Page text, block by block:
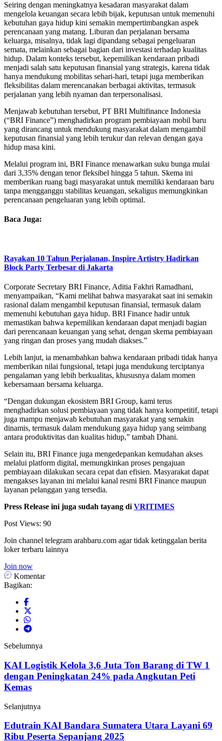
Seiring dengan meningkatnya kesadaran masyarakat dalam
mengelola keuangan secara lebih bijak, keputusan untuk memenuhi
kebutuhan gaya hidup kini semakin mempertimbangkan aspek
perencanaan yang matang. Liburan dan perjalanan bersama
keluarga, misalnya, tidak lagi dipandang sebagai pengeluaran
semata, melainkan sebagai bagian dari investasi terhadap kualitas
hidup. Dalam konteks tersebut, kepemilikan kendaraan pribadi
menjadi salah satu keputusan finansial yang strategis, karena tidak
hanya mendukung mobilitas sehari-hari, tetapi juga memberikan
fleksibilitas dalam merencanakan berbagai aktivitas, termasuk
perjalanan yang lebih nyaman dan terpersonalisasi.
Menjawab kebutuhan tersebut, PT BRI Multifinance Indonesia
(“BRI Finance”) menghadirkan program pembiayaan mobil baru
yang dirancang untuk mendukung masyarakat dalam mengambil
keputusan finansial yang lebih terukur dan relevan dengan gaya
hidup masa kini.
Melalui program ini, BRI Finance menawarkan suku bunga mulai
dari 3,35% dengan tenor fleksibel hingga 5 tahun. Skema ini
memberikan ruang bagi masyarakat untuk memiliki kendaraan baru
tanpa mengganggu stabilitas keuangan, sekaligus memungkinkan
perencanaan pengeluaran yang lebih optimal.
Baca Juga:
Rayakan 10 Tahun Perjalanan, Inspire Artistry Hadirkan
Block Party Terbesar di Jakarta
Corporate Secretary BRI Finance, Aditia Fakhri Ramadhani,
menyampaikan, “Kami melihat bahwa masyarakat saat ini semakin
rasional dalam mengambil keputusan finansial, termasuk dalam
memenuhi kebutuhan gaya hidup. BRI Finance hadir untuk
memastikan bahwa kepemilikan kendaraan dapat menjadi bagian
dari perencanaan keuangan yang sehat, dengan skema pembiayaan
yang ringan dan proses yang mudah diakses.”
Lebih lanjut, ia menambahkan bahwa kendaraan pribadi tidak hanya
memberikan nilai fungsional, tetapi juga mendukung terciptanya
pengalaman yang lebih berkualitas, khususnya dalam momen
kebersamaan bersama keluarga.
“Dengan dukungan ekosistem BRI Group, kami terus
menghadirkan solusi pembiayaan yang tidak hanya kompetitif, tetapi
juga mampu menjawab kebutuhan masyarakat yang semakin
dinamis, termasuk dalam mendukung gaya hidup yang seimbang
antara produktivitas dan kualitas hidup,” tambah Dhani.
Selain itu, BRI Finance juga mengedepankan kemudahan akses
melalui platform digital, memungkinkan proses pengajuan
pembiayaan dilakukan secara cepat dan efisien. Masyarakat dapat
mengakses layanan ini melalui kanal resmi BRI Finance maupun
layanan pelanggan yang tersedia.
Press Release ini juga sudah tayang di VRITIMES
Post Views: 90
Join channel telegram arahbaru.com agar tidak ketinggalan berita
loker terbaru lainnya
Join now
Komentar
Bagikan:
Sebelumnya
KAI Logistik Kelola 3,6 Juta Ton Barang di TW 1
dengan Peningkatan 24% pada Angkutan Peti
Kemas
Selanjutnya
Edutrain KAI Bandara Sumatera Utara Layani 69
Ribu Peserta Sepanjang 2025